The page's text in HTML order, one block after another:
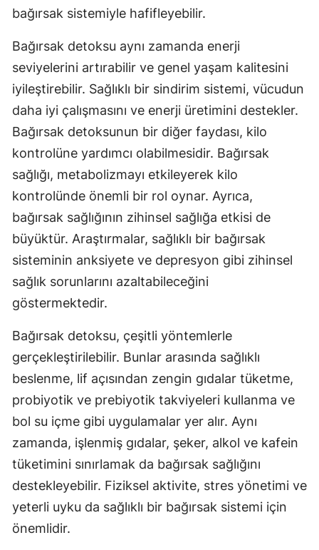
bağırsak sistemiyle hafifleyebilir.
Bağırsak detoksu aynı zamanda enerji
seviyelerini artırabilir ve genel yaşam kalitesini
iyileştirebilir. Sağlıklı bir sindirim sistemi, vücudun
daha iyi çalışmasını ve enerji üretimini destekler.
Bağırsak detoksunun bir diğer faydası, kilo
kontrolüne yardımcı olabilmesidir. Bağırsak
sağlığı, metabolizmayı etkileyerek kilo
kontrolünde önemli bir rol oynar. Ayrıca,
bağırsak sağlığının zihinsel sağlığa etkisi de
büyüktür. Araştırmalar, sağlıklı bir bağırsak
sisteminin anksiyete ve depresyon gibi zihinsel
sağlık sorunlarını azaltabileceğini
göstermektedir.
Bağırsak detoksu, çeşitli yöntemlerle
gerçekleştirilebilir. Bunlar arasında sağlıklı
beslenme, lif açısından zengin gıdalar tüketme,
probiyotik ve prebiyotik takviyeleri kullanma ve
bol su içme gibi uygulamalar yer alır. Aynı
zamanda, işlenmiş gıdalar, şeker, alkol ve kafein
tüketimini sınırlamak da bağırsak sağlığını
destekleyebilir. Fiziksel aktivite, stres yönetimi ve
yeterli uyku da sağlıklı bir bağırsak sistemi için
önemlidir.